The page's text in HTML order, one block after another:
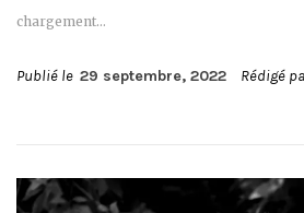
chargement…
Publié le 29 septembre, 2022 Rédigé